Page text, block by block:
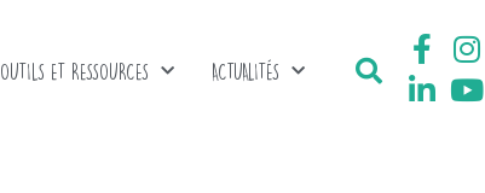
OUTILS ET RESSOURCES ACTUALITÉS